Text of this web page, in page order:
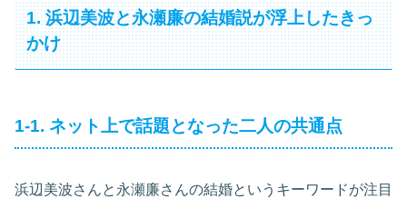
1. 浜辺美波と永瀬廉の結婚説が浮上したきっ
かけ
1-1. ネット上で話題となった二人の共通点
浜辺美波さんと永瀬廉さんの結婚というキーワードが注目